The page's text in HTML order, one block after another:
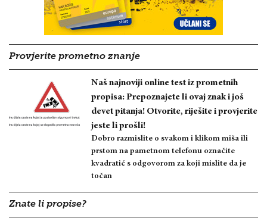
Provjerite prometno znanje
Naš najnoviji online test iz prometnih
propisa: Prepoznajete li ovaj znak i još
devet pitanja! Otvorite, riješite i provjerite
jeste li prošli!
Dobro razmislite o svakom i klikom miša ili
prstom na pametnom telefonu označite
kvadratić s odgovorom za koji mislite da je
točan
Znate li propise?